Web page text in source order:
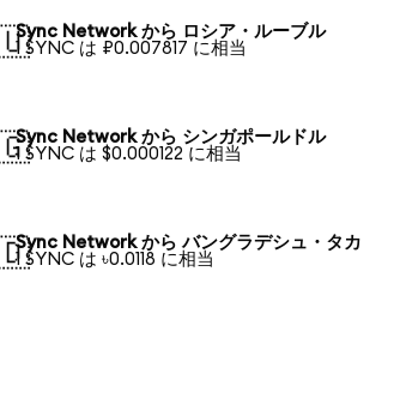
Sync Network から ロシア・ルーブル
1 SYNC は ₽0.007817 に相当
Sync Network から シンガポールドル
1 SYNC は $0.000122 に相当
Sync Network から バングラデシュ・タカ
1 SYNC は ৳0.0118 に相当